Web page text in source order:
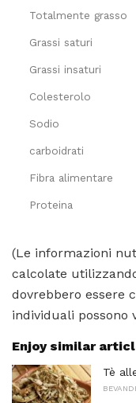
Totalmente grasso
Grassi saturi
Grassi insaturi
Colesterolo
Sodio
carboidrati
Fibra alimentare
Proteina
(Le informazioni
calcolate
dovrebbero essere
individuali possono
Enjoy similar
Tè